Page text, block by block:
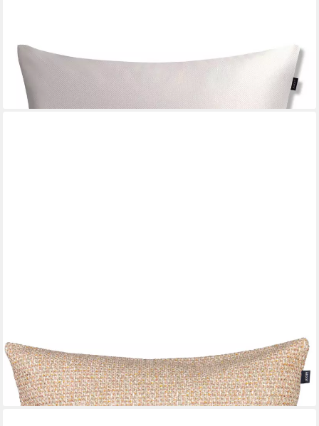
JOOP!
Dekokissen JOOP! Zierkissenhülle Label silber
68,95 €
lieferbar - in 4-5 Werktagen bei dir
JOOP!
Kissenhüllen Grand, (1 Stück)
78,95 €
lieferbar - in 4-5 Werktagen bei dir